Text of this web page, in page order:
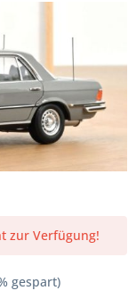
zur Verfügung!
gespart)